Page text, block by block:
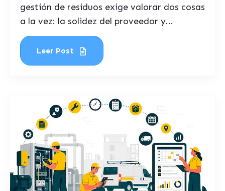
gestión de residuos exige valorar dos cosas
a la vez: la solidez del proveedor y...
Leer Post